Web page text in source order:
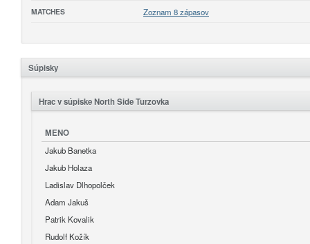
MATCHES Zoznam 8 zápasov
Súpisky
Hrac v súpiske North Side Turzovka
MENO
Jakub Banetka
Jakub Holaza
Ladislav Dlhopolček
Adam Jakuš
Patrik Kovalik
Rudolf Kožík